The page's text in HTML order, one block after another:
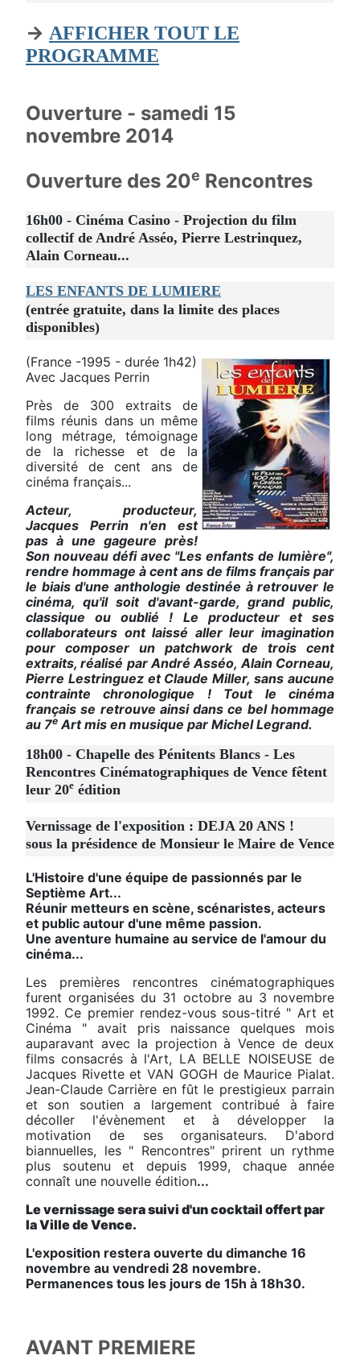
→ AFFICHER TOUT LE
PROGRAMME
Ouverture - samedi 15
novembre 2014
Ouverture des 20e Rencontres
16h00 - Cinéma Casino - Projection du film
collectif de André Asséo, Pierre Lestrinquez,
Alain Corneau...
LES ENFANTS DE LUMIERE
(entrée gratuite, dans la limite des places
disponibles)
(France -1995 - durée 1h42)
Avec Jacques Perrin
Près de 300 extraits de
films réunis dans un même
long métrage, témoignage
de la richesse et de la
diversité de cent ans de
cinéma français...
Acteur, producteur,
Jacques Perrin n'en est
pas à une gageure près!
Son nouveau défi avec "Les enfants de lumière",
rendre hommage à cent ans de films français par
le biais d'une anthologie destinée à retrouver le
cinéma, qu'il soit d'avant-garde, grand public,
classique ou oublié ! Le producteur et ses
collaborateurs ont laissé aller leur imagination
pour composer un patchwork de trois cent
extraits, réalisé par André Asséo, Alain Corneau,
Pierre Lestringuez et Claude Miller, sans aucune
contrainte chronologique ! Tout le cinéma
français se retrouve ainsi dans ce bel hommage
au 7e Art mis en musique par Michel Legrand.
18h00 - Chapelle des Pénitents Blancs - Les
Rencontres Cinématographiques de Vence fêtent
leur 20e édition
Vernissage de l'exposition : DEJA 20 ANS !
sous la présidence de Monsieur le Maire de Vence
L'Histoire d'une équipe de passionnés par le
Septième Art...
Réunir metteurs en scène, scénaristes, acteurs
et public autour d'une même passion.
Une aventure humaine au service de l'amour du
cinéma...
Les premières rencontres cinématographiques
furent organisées du 31 octobre au 3 novembre
1992. Ce premier rendez-vous sous-titré " Art et
Cinéma " avait pris naissance quelques mois
auparavant avec la projection à Vence de deux
films consacrés à l'Art, LA BELLE NOISEUSE de
Jacques Rivette et VAN GOGH de Maurice Pialat.
Jean-Claude Carrière en fût le prestigieux parrain
et son soutien a largement contribué à faire
décoller l'évènement et à développer la
motivation de ses organisateurs. D'abord
biannuelles, les " Rencontres" prirent un rythme
plus soutenu et depuis 1999, chaque année
connaît une nouvelle édition...
Le vernissage sera suivi d'un cocktail offert par
la Ville de Vence.
L'exposition restera ouverte du dimanche 16
novembre au vendredi 28 novembre.
Permanences tous les jours de 15h à 18h30.
AVANT PREMIERE